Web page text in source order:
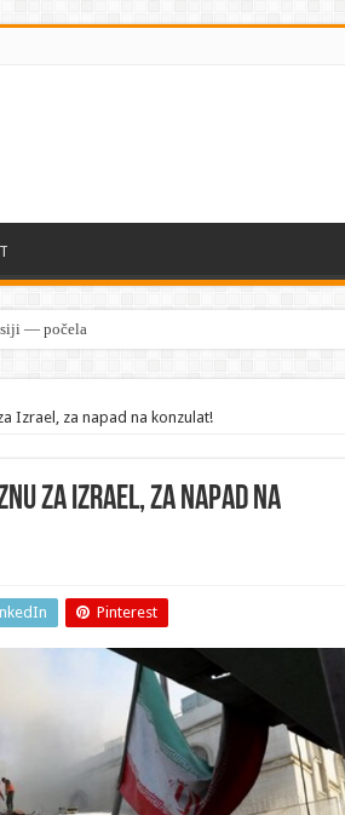
Izrael, za napad na konzulat!
za Izrael, za napad na
Pinterest